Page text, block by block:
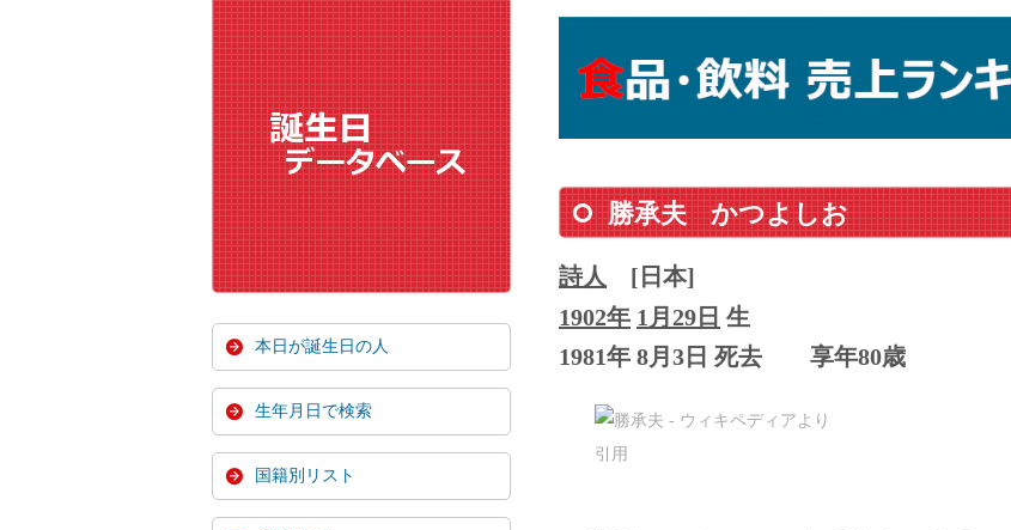
勝承夫 かつよしお
詩人
[日本]
1902年 1月29日 生
1981年 8月3日 死去
享年80歳
本日が誕生日の人
生年月日で検索
国籍別リスト